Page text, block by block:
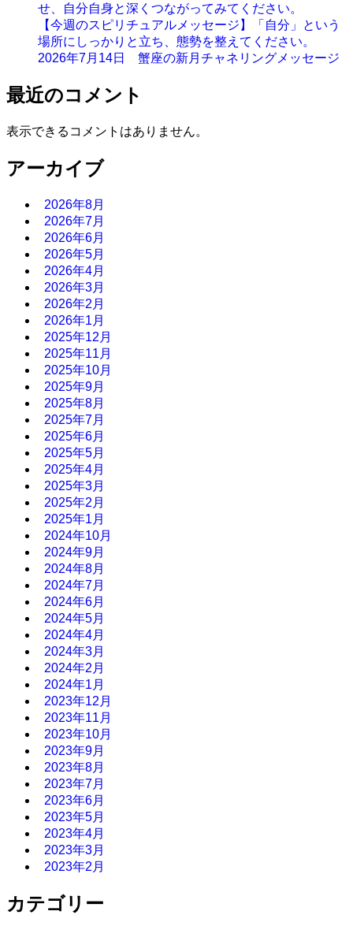
せ、自分自身と深くつながってみてください。
【今週のスピリチュアルメッセージ】「自分」という
場所にしっかりと立ち、態勢を整えてください。
2026年7月14日 蟹座の新月チャネリングメッセージ
最近のコメント
表示できるコメントはありません。
アーカイブ
2026年8月
2026年7月
2026年6月
2026年5月
2026年4月
2026年3月
2026年2月
2026年1月
2025年12月
2025年11月
2025年10月
2025年9月
2025年8月
2025年7月
2025年6月
2025年5月
2025年4月
2025年3月
2025年2月
2025年1月
2024年10月
2024年9月
2024年8月
2024年7月
2024年6月
2024年5月
2024年4月
2024年3月
2024年2月
2024年1月
2023年12月
2023年11月
2023年10月
2023年9月
2023年8月
2023年7月
2023年6月
2023年5月
2023年4月
2023年3月
2023年2月
カテゴリー